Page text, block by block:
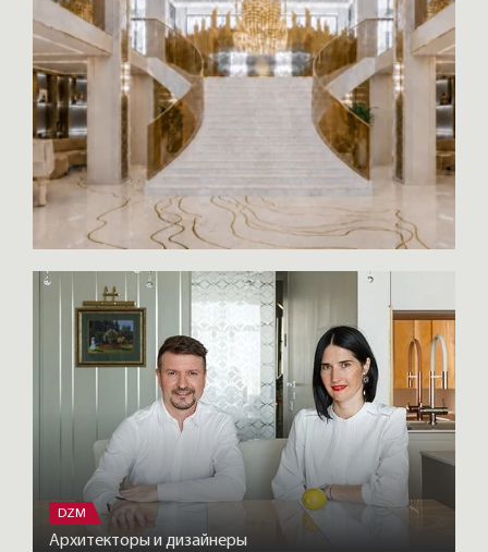
DZM
Архитекторы и дизайнеры